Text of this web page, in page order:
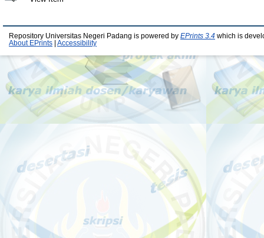
Repository Universitas Negeri Padang is powered by EPrints 3.4 which is
About EPrints
Accessibility